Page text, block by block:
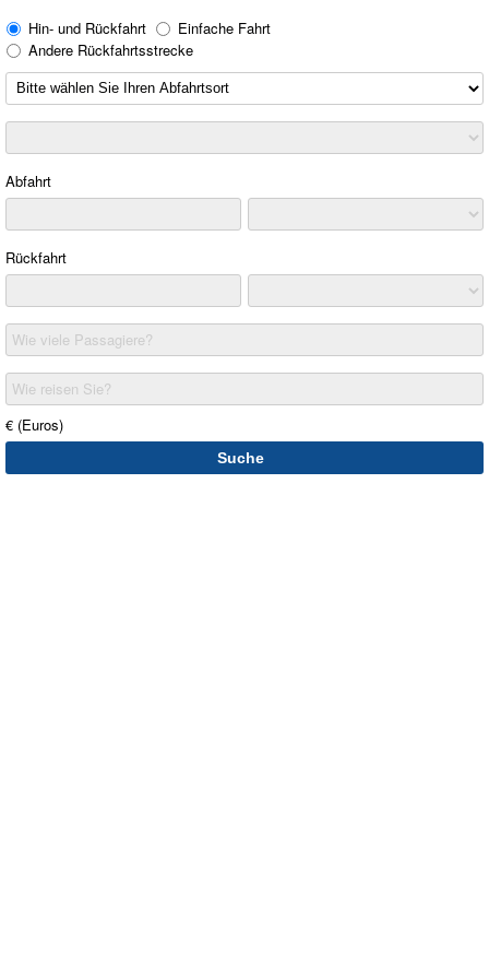
Hin- und Rückfahrt
Einfache Fahrt
Andere Rückfahrtsstrecke
Abfahrt
Rückfahrt
Wie viele Passagiere?
Wie reisen Sie?
€ (Euros)
Suche